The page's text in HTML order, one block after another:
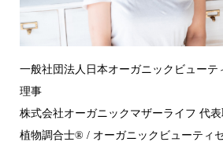
一般社団法人日本オーガニックビューテ
理事
株式会社オーガニックマザーライフ 代
植物調合士®︎ / オーガニックビューティ